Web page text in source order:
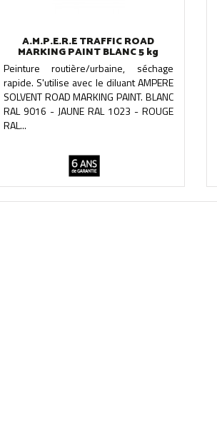
A.M.P.E.R.E TRAFFIC ROAD
MARKING PAINT BLANC 5 kg
Peinture routière/urbaine, séchage
rapide. S'utilise avec le diluant AMPERE
SOLVENT ROAD MARKING PAINT. BLANC
RAL 9016 - JAUNE RAL 1023 - ROUGE
RAL...